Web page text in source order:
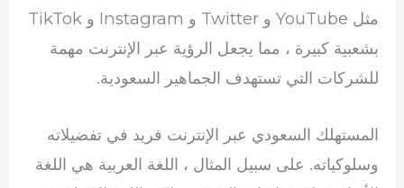
مثل YouTube و Twitter و Instagram و TikTok
بشعبية كبيرة ، مما يجعل الرؤية عبر الإنترنت مهمة
للشركات التي تستهدف الجماهير السعودية.
المستهلك السعودي عبر الإنترنت فريد في تفضيلاته
وسلوكياته. على سبيل المثال ، اللغة العربية هي اللغة